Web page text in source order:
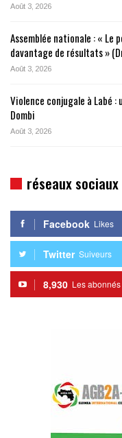
Août 3, 2026
Assemblée nationale : « Le
davantage de résultats »
Août 3, 2026
Violence conjugale à Labé
Dombi
Août 3, 2026
réseaux sociaux
Facebook Likes
Twitter Suiveurs
8,930 Les abonnés